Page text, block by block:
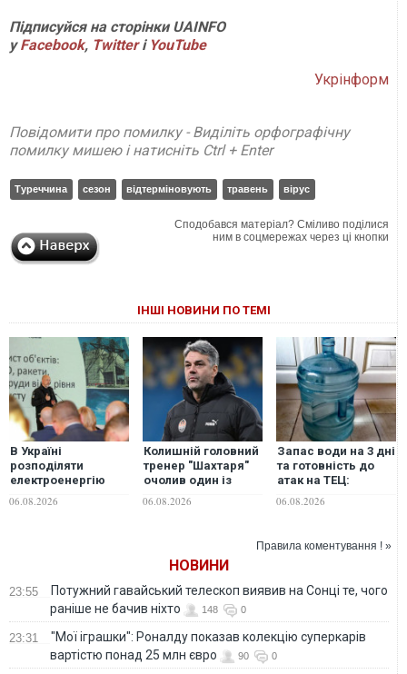
Підписуйся на сторінки UAINFO
уFacebook, Twitterі YouTube
Укрінформ
Повідомити про помилку - Виділіть орфографічну
помилку мишею і натисніть Ctrl + Enter
Туреччина сезон відтерміновують травень вірус
Сподобався матеріал? Сміливо поділися
ним в соцмережах через ці кнопки
ІНШІ НОВИНИ ПО ТЕМІ
В Україні
розподіляти
електроенергію
Шмигаль розкрив
06.08.2026
Колишній головний
тренер "Шахтаря"
очолив один із
Саудівської Аравії
06.08.2026
Запас води на 3 дні
та готовність до
атак на ТЕЦ:
про ризики
06.08.2026
Правила коментування ! »
НОВИНИ
23:55
Потужний гавайський телескоп виявив на Сонці те, чого
раніше не бачив ніхто
148 0
23:31
"Мої іграшки": Роналду показав колекцію суперкарів
вартістю понад 25 млн євро
90 0